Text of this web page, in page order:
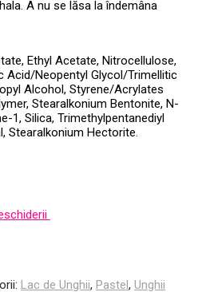
A nu se lăsa la îndemâna
Ethyl Acetate, Nitrocellulose,
Acid/Neopentyl Glycol/Trimellitic
Alcohol, Styrene/Acrylates
Stearalkonium Bentonite, N-
1, Silica, Trimethylpentanediyl
Stearalkonium Hectorite.
Lac de Unghii, Pastel, Unghii